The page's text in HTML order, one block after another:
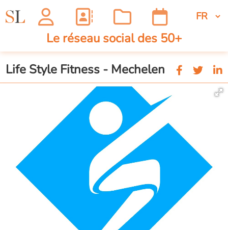
Le réseau social des 50+
Life Style Fitness - Mechelen